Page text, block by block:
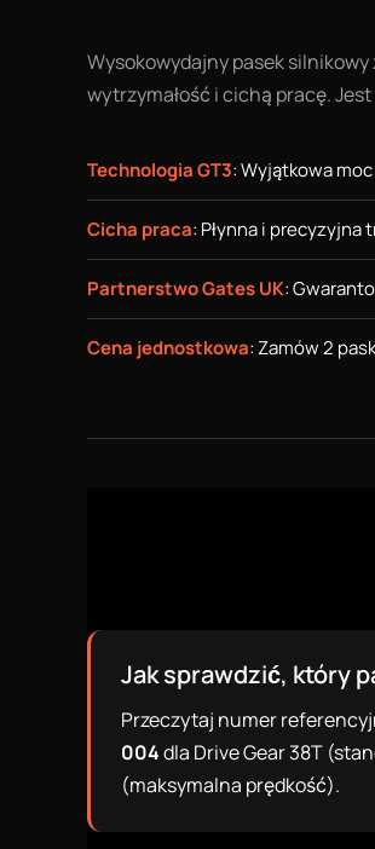
Wysokowydajny pasek
wytrzymałość i cichą pracę.
Technologia GT3: Wyjątkowa
Cicha praca: Płynna i precyzyjna
Partnerstwo Gates UK:
Cena jednostkowa: Zamów 2
Jak sprawdzić, który
Przeczytaj numer
004dla Drive Gear 38T
(maksymalna prędkość).